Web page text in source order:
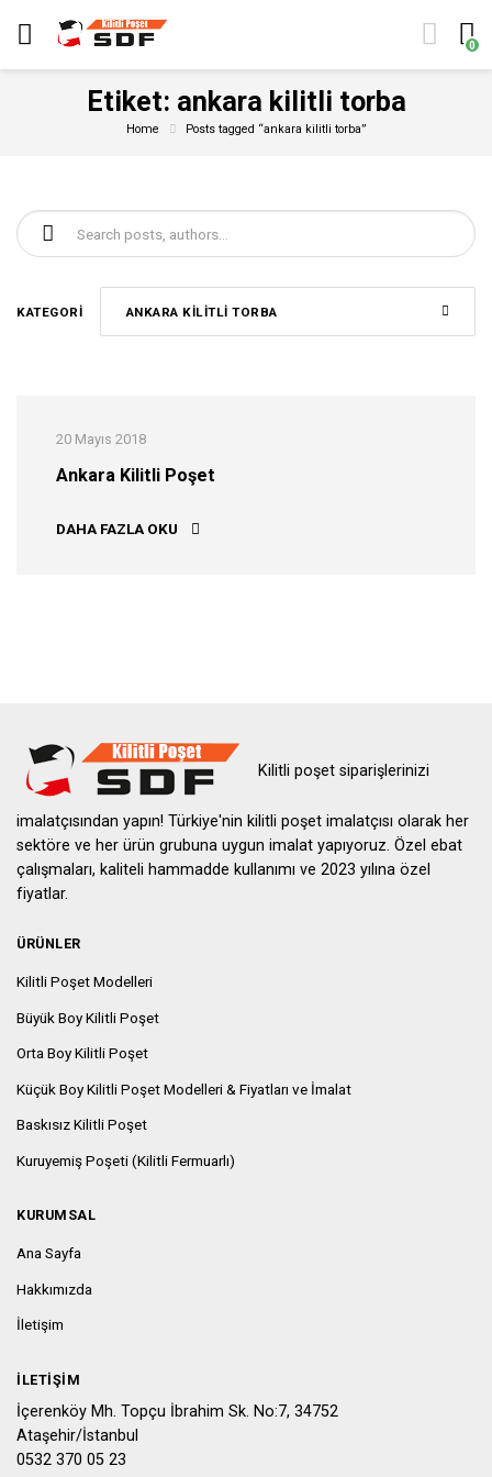
0
Etiket: ankara kilitli torba
Home Posts tagged “ankara kilitli torba”
Şunu ara:
KATEGORI ANKARA KILITLI TORBA
20 Mayıs 2018
Ankara Kilitli Poşet
DAHA FAZLA OKU ANKARA KILITLI POŞET
Kilitli poşet siparişlerinizi
imalatçısından yapın! Türkiye'nin kilitli poşet imalatçısı olarak her
sektöre ve her ürün grubuna uygun imalat yapıyoruz. Özel ebat
çalışmaları, kaliteli hammadde kullanımı ve 2023 yılına özel
fiyatlar.
ÜRÜNLER
Kilitli Poşet Modelleri
Büyük Boy Kilitli Poşet
Orta Boy Kilitli Poşet
Küçük Boy Kilitli Poşet Modelleri & Fiyatları ve İmalat
Baskısız Kilitli Poşet
Kuruyemiş Poşeti (Kilitli Fermuarlı)
KURUMSAL
Ana Sayfa
Hakkımızda
İletişim
İLETIŞIM
İçerenköy Mh. Topçu İbrahim Sk. No:7, 34752
Ataşehir/İstanbul
0532 370 05 23